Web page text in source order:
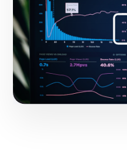
Fase 1:Estructuración de
negativas.
Solicitar servicio